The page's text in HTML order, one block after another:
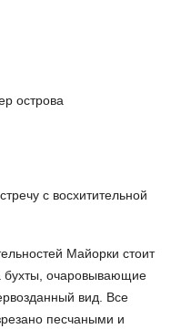
острова
с восхитительной
Майорки стоит
бухты, очаровывающие
вид. Все
песчаными и